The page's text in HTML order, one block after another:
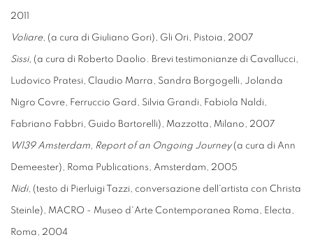
2011
Voliare, (a cura di Giuliano Gori), Gli Ori, Pistoia, 2007
Sissi, (a cura di Roberto Daolio. Brevi testimonianze di Cavallucci,
Ludovico Pratesi, Claudio Marra, Sandra Borgogelli, Jolanda
Nigro Covre, Ferruccio Gard, Silvia Grandi, Fabiola Naldi,
Fabriano Fabbri, Guido Bartorelli), Mazzotta, Milano, 2007
W139 Amsterdam, Report of an Ongoing Journey(a cura di Ann
Demeester), Roma Publications, Amsterdam, 2005
Nidi, (testo di Pierluigi Tazzi, conversazione dell'artista con Christa
Steinle), MACRO - Museo d'Arte Contemporanea Roma, Electa,
Roma, 2004